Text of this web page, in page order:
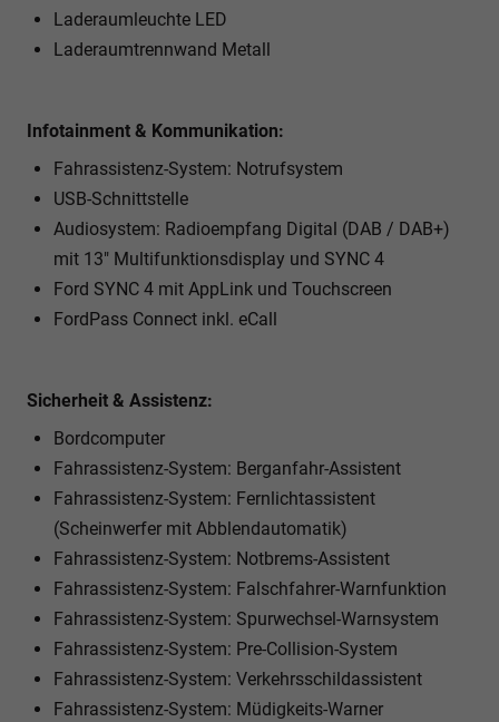
Laderaumleuchte LED
Laderaumtrennwand Metall
Infotainment & Kommunikation:
Fahrassistenz-System: Notrufsystem
USB-Schnittstelle
Audiosystem: Radioempfang Digital (DAB / DAB+)
mit 13" Multifunktionsdisplay und SYNC 4
Ford SYNC 4 mit AppLink und Touchscreen
FordPass Connect inkl. eCall
Sicherheit & Assistenz:
Bordcomputer
Fahrassistenz-System: Berganfahr-Assistent
Fahrassistenz-System: Fernlichtassistent
(Scheinwerfer mit Abblendautomatik)
Fahrassistenz-System: Notbrems-Assistent
Fahrassistenz-System: Falschfahrer-Warnfunktion
Fahrassistenz-System: Spurwechsel-Warnsystem
Fahrassistenz-System: Pre-Collision-System
Fahrassistenz-System: Verkehrsschildassistent
Fahrassistenz-System: Müdigkeits-Warner